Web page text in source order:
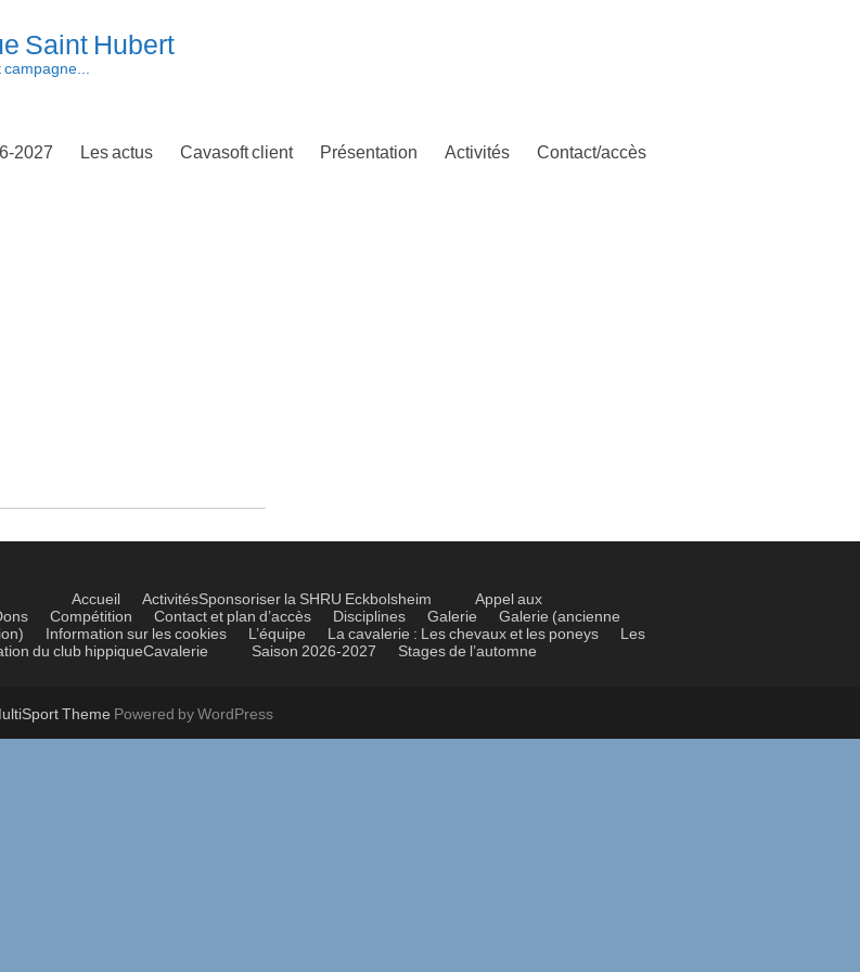
Saint Hubert
campagne...
2027 Les actus Cavasoft client Présentation Activités Contact/accès
Accueil ActivitésSponsoriser la SHRU Eckbolsheim
Appel aux
Compétition Contact et plan d’accès Disciplines Galerie
Galerie (ancienne
Information sur les cookies L’équipe La cavalerie : Les chevaux et les poneys
Les
du club hippiqueCavalerie Saison 2026-2027 Stages de l’automne
Theme Powered by WordPress